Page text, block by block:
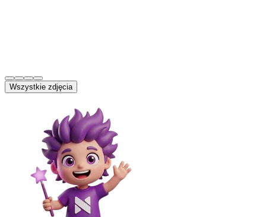
Wszystkie zdjęcia